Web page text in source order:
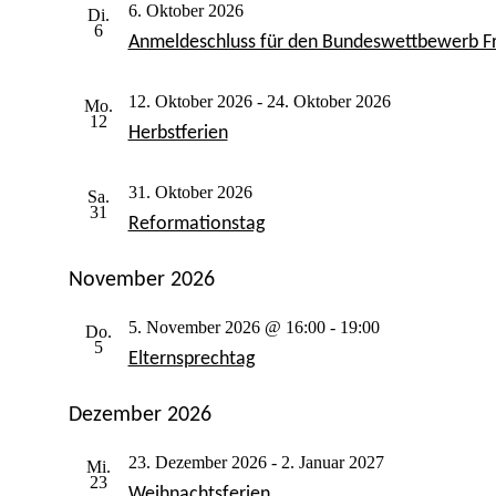
Di.
6
Anmeldeschluss für den Bundeswettbewerb
6. Oktober 2026
Mo.
12
Herbstferien
12. Oktober 2026- 24. Oktober 2026
Sa.
31
Reformationstag
31. Oktober 2026
November 2026
Do.
5
Elternsprechtag
5. November 2026 @ 16:00- 19:00
Dezember 2026
Mi.
23
23. Dezember 2026- 2. Januar 2027